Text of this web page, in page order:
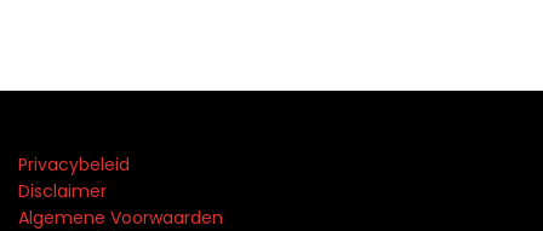
Privacybeleid
Disclaimer
Algemene Voorwaarden